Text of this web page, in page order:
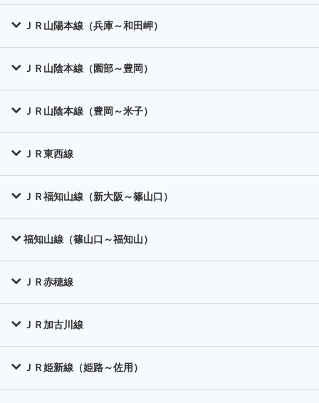
ＪＲ山陽本線（兵庫～和田岬）
ＪＲ山陰本線（園部～豊岡）
ＪＲ山陰本線（豊岡～米子）
ＪＲ東西線
ＪＲ福知山線（新大阪～篠山口）
福知山線（篠山口～福知山）
ＪＲ赤穂線
ＪＲ加古川線
ＪＲ姫新線（姫路～佐用）